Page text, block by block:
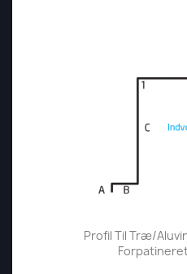
Profil Til Træ/